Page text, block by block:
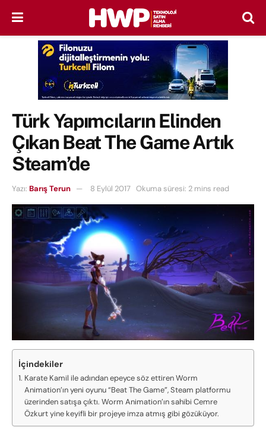
Türk Yapımcıların Elinden
Çıkan Beat The Game Artık
Steam’de
Yazı: Barış Terun 8 Eylül 2017 Okuma süresi: 2 mins read
İçindekiler
Karate Kamil ile adından epeyce söz ettiren Worm
Animation’ın yeni oyunu “Beat The Game”, Steam platformu
üzerinden satışa çıktı. Worm Animation’ın sahibi Cemre
Özkurt yine keyifli bir projeye imza atmış gibi gözüküyor.